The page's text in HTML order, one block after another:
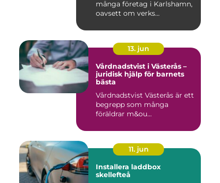
många företag i Karlshamn,
oavsett om verks...
13. jun
Vårdnadstvist i Västerås –
juridisk hjälp för barnets
bästa
Vårdnadstvist Västerås är ett
begrepp som många
föräldrar m&ou...
11. jun
Installera laddbox
skellefteå